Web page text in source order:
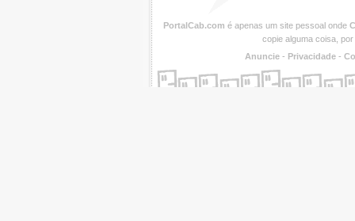
PortalCab.com é apenas um site pessoal onde
copie alguma coisa,
Anuncie - Privacidade -